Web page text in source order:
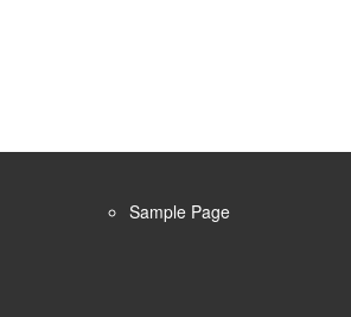
Sample Page